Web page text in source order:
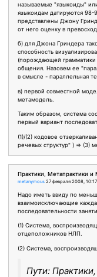
называемые "языкоиды"
языкоидам датируются
представлены Джону
от него оценку в
б) для Джона Гриндера
способность
(порождающей грамматики
общения. Назовем ее
в смысле - параллельная
в) первой совместной
метамодель.
Таким образом, система
первый вариант
(1)/(2) кодовое
речевых структур" ) => (3)
Практики, Метапрактики и
metanymous 27 февраля 2008, 10:17
Надо иметь ввиду по
взаимоисключающие
последовательности
(1) Система,
отцеположников НЛП.
(2) Система,
Пути: